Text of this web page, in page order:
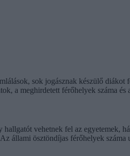
sok jogásznak készülő
a meghirdetett férőhelyek száma
vehetnek fel az
állami ösztöndíjas férőhelyek